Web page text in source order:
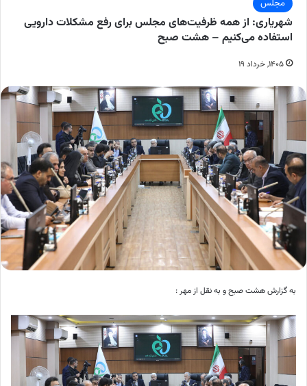
مجلس
شهریاری: از همه ظرفیت‌های مجلس برای رفع مشکلات دارویی
استفاده می‌کنیم – هشت صبح
۱۴۰۵, خرداد ۱۹
به گزارش هشت صبح و به نقل از مهر :